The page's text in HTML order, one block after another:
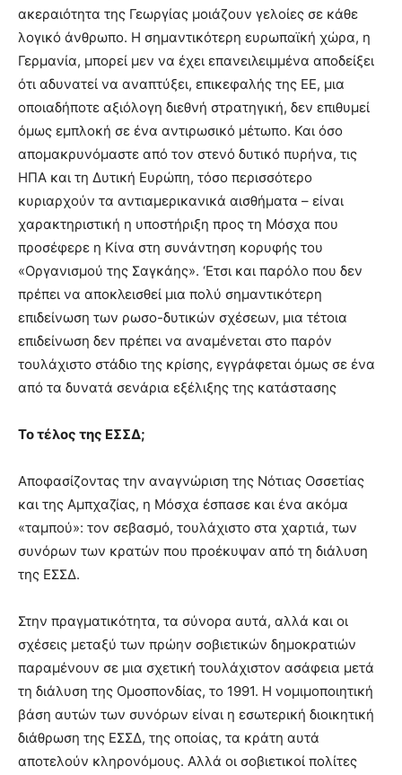
ακεραιότητα της Γεωργίας μοιάζουν γελοίες σε κάθε
λογικό άνθρωπο. Η σημαντικότερη ευρωπαϊκή χώρα, η
Γερμανία, μπορεί μεν να έχει επανειλειμμένα αποδείξει
ότι αδυνατεί να αναπτύξει, επικεφαλής της ΕΕ, μια
οποιαδήποτε αξιόλογη διεθνή στρατηγική, δεν επιθυμεί
όμως εμπλοκή σε ένα αντιρωσικό μέτωπο. Και όσο
απομακρυνόμαστε από τον στενό δυτικό πυρήνα, τις
ΗΠΑ και τη Δυτική Ευρώπη, τόσο περισσότερο
κυριαρχούν τα αντιαμερικανικά αισθήματα – είναι
χαρακτηριστική η υποστήριξη προς τη Μόσχα που
προσέφερε η Κίνα στη συνάντηση κορυφής του
«Οργανισμού της Σαγκάης». ‘Ετσι και παρόλο που δεν
πρέπει να αποκλεισθεί μια πολύ σημαντικότερη
επιδείνωση των ρωσο-δυτικών σχέσεων, μια τέτοια
επιδείνωση δεν πρέπει να αναμένεται στο παρόν
τουλάχιστο στάδιο της κρίσης, εγγράφεται όμως σε ένα
από τα δυνατά σενάρια εξέλιξης της κατάστασης
Το τέλος της ΕΣΣΔ;
Αποφασίζοντας την αναγνώριση της Νότιας Οσσετίας
και της Αμπχαζίας, η Μόσχα έσπασε και ένα ακόμα
«ταμπού»: τον σεβασμό, τουλάχιστο στα χαρτιά, των
συνόρων των κρατών που προέκυψαν από τη διάλυση
της ΕΣΣΔ.
Στην πραγματικότητα, τα σύνορα αυτά, αλλά και οι
σχέσεις μεταξύ των πρώην σοβιετικών δημοκρατιών
παραμένουν σε μια σχετική τουλάχιστον ασάφεια μετά
τη διάλυση της Ομοσπονδίας, το 1991. Η νομιμοποιητική
βάση αυτών των συνόρων είναι η εσωτερική διοικητική
διάθρωση της ΕΣΣΔ, της οποίας, τα κράτη αυτά
αποτελούν κληρονόμους. Αλλά οι σοβιετικοί πολίτες